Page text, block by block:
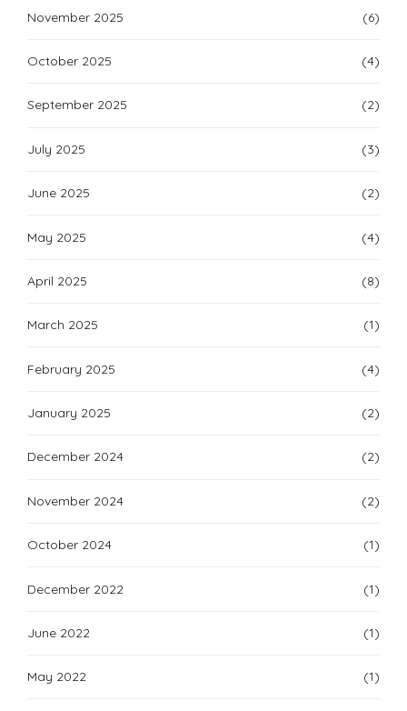
November 2025 (6)
October 2025 (4)
September 2025 (2)
July 2025 (3)
June 2025 (2)
May 2025 (4)
April 2025 (8)
March 2025 (1)
February 2025 (4)
January 2025 (2)
December 2024 (2)
November 2024 (2)
October 2024 (1)
December 2022 (1)
June 2022 (1)
May 2022 (1)